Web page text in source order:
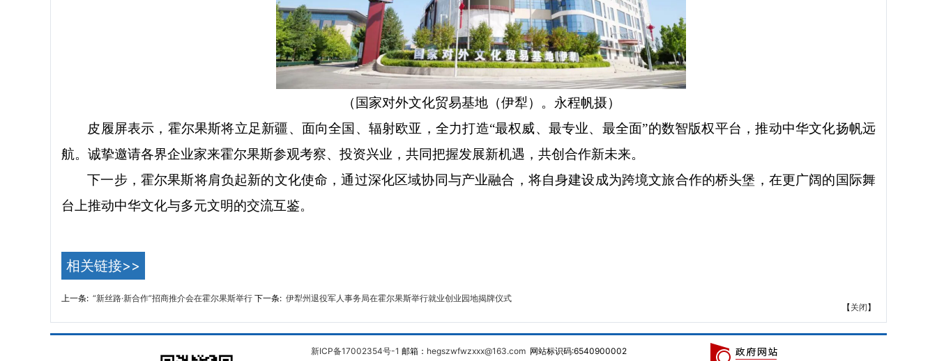
（ 国家对外文化贸易基地（伊犁）。永程帆摄）
皮履屏表示，霍尔果斯将立足新疆、面向全国、辐射欧亚，全力打造“最权威、最专业、最全面”的数智版权平台，推动中华文化扬帆远
航。诚挚邀请各界企业家来霍尔果斯参观考察、投资兴业，共同把握发展新机遇，共创合作新未来。
下一步，霍尔果斯将肩负起新的文化使命，通过深化区域协同与产业融合，将自身建设成为跨境文旅合作的桥头堡，在更广阔的国际舞
台上推动中华文化与多元文明的交流互鉴。
相关链接>>
上一条: “新丝路·新合作”招商推介会在霍尔果斯举行 下一条: 伊犁州退役军人事务局在霍尔果斯举行就业创业园地揭牌仪式
【关闭】
新ICP备17002354号-1 邮箱： hegszwfwzxxx@163.com网站标识码:6540900002